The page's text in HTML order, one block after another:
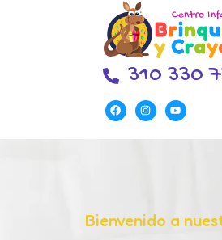
310 330
Bienvenido a